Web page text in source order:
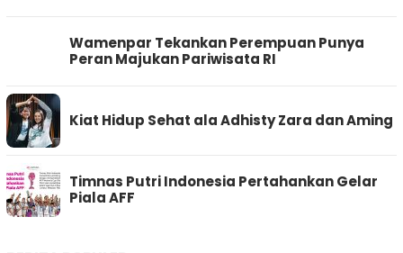
Wamenpar Tekankan Perempuan Punya
Peran Majukan Pariwisata RI
Kiat Hidup Sehat ala Adhisty Zara dan Aming
Timnas Putri Indonesia Pertahankan Gelar
Piala AFF